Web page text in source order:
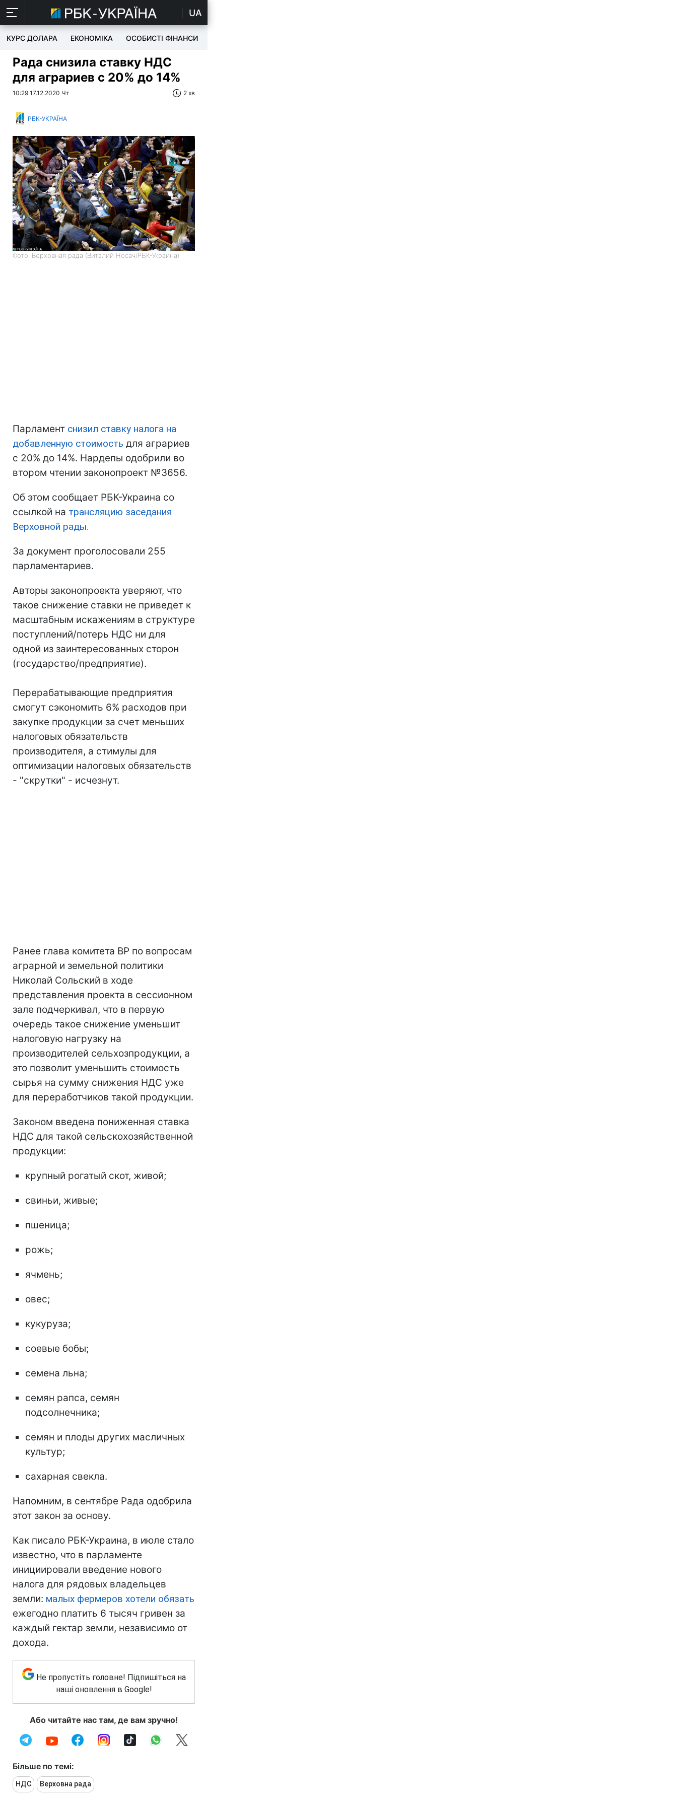
UA
КУРС ДОЛАРА ЕКОНОМІКА ОСОБИСТІ ФІНАНСИ
Рада снизила ставку НДС
для аграриев с 20% до 14%
10:29 17.12.2020 Чт 2 хв
РБК-УКРАЇНА
Фото: Верховная рада (Виталий Носач/РБК-Украина)
Парламент снизил ставку налога на
добавленную стоимость для аграриев
с 20% до 14%. Нардепы одобрили во
втором чтении законопроект №3656.
Об этом сообщает РБК-Украина со
ссылкой на трансляцию заседания
Верховной рады.
За документ проголосовали 255
парламентариев.
Авторы законопроекта уверяют, что
такое снижение ставки не приведет к
масштабным искажениям в структуре
поступлений/потерь НДС ни для
одной из заинтересованных сторон
(государство/предприятие).
Перерабатывающие предприятия
смогут сэкономить 6% расходов при
закупке продукции за счет меньших
налоговых обязательств
производителя, а стимулы для
оптимизации налоговых обязательств
- "скрутки" - исчезнут.
Ранее глава комитета ВР по вопросам
аграрной и земельной политики
Николай Сольский в ходе
представления проекта в сессионном
зале подчеркивал, что в первую
очередь такое снижение уменьшит
налоговую нагрузку на
производителей сельхозпродукции, а
это позволит уменьшить стоимость
сырья на сумму снижения НДС уже
для переработчиков такой продукции.
Законом введена пониженная ставка
НДС для такой сельскохозяйственной
продукции:
крупный рогатый скот, живой;
свиньи, живые;
пшеница;
рожь;
ячмень;
овес;
кукуруза;
соевые бобы;
семена льна;
семян рапса, семян
подсолнечника;
семян и плоды других масличных
культур;
сахарная свекла.
Напомним, в сентябре Рада одобрила
этот закон за основу.
Как писало РБК-Украина, в июле стало
известно, что в парламенте
инициировали введение нового
налога для рядовых владельцев
земли: малых фермеров хотели обязать
ежегодно платить 6 тысяч гривен за
каждый гектар земли, независимо от
дохода.
Не пропустіть головне! Підпишіться на
наші оновлення в Google!
Або читайте нас там, де вам зручно!
Більше по темі:
НДС Верховна рада